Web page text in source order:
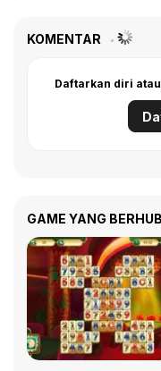
KOMENTAR
Daftarkan diri
GAME YANG